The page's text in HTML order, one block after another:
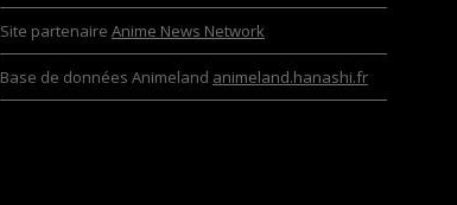
Site partenaire Anime News Network
Base de données Animeland animeland.hanashi.fr